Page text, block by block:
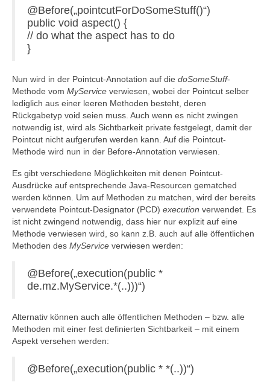
@Before(„pointcutForDoSomeStuff()“)
public void aspect() {
// do what the aspect has to do
}
Nun wird in der Pointcut-Annotation auf die doSomeStuff-
Methode vom MyService verwiesen, wobei der Pointcut selber
lediglich aus einer leeren Methoden besteht, deren
Rückgabetyp void seien muss. Auch wenn es nicht zwingen
notwendig ist, wird als Sichtbarkeit private festgelegt, damit der
Pointcut nicht aufgerufen werden kann. Auf die Pointcut-
Methode wird nun in der Before-Annotation verwiesen.
Es gibt verschiedene Möglichkeiten mit denen Pointcut-
Ausdrücke auf entsprechende Java-Resourcen gematched
werden können. Um auf Methoden zu matchen, wird der bereits
verwendete Pointcut-Designator (PCD) execution verwendet. Es
ist nicht zwingend notwendig, dass hier nur explizit auf eine
Methode verwiesen wird, so kann z.B. auch auf alle öffentlichen
Methoden des MyService verwiesen werden:
@Before(„execution(public *
de.mz.MyService.*(..)))“)
Alternativ können auch alle öffentlichen Methoden – bzw. alle
Methoden mit einer fest definierten Sichtbarkeit – mit einem
Aspekt versehen werden:
@Before(„execution(public * *(..))“)